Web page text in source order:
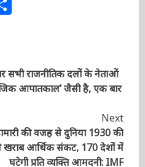
‘सामाजिक आपातकाल’ जैसी
Next